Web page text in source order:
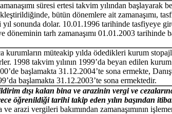
süresi ertesi takvim yılından başlayarak
bütün dönemlere ait zamanaşımı,
yıl sonunda dolar. 10.01.1996 tarihinde tasfiyeye
döneminin tarh zamanaşımı 01.01.2003 tarihinde
müteakip yılda ödedikleri kurum
1998 takvim yılının 1999’da beyan edilen
başlamakta 31.12.2004’te sona ermekte,
başlamakta 31.12.2003’te sona ermektedir.
dışı kalan bina ve arazinin vergi ve
öğrenildiği tarihi takip eden yılın başından
arazi vergileri bakımından zamanaşımının